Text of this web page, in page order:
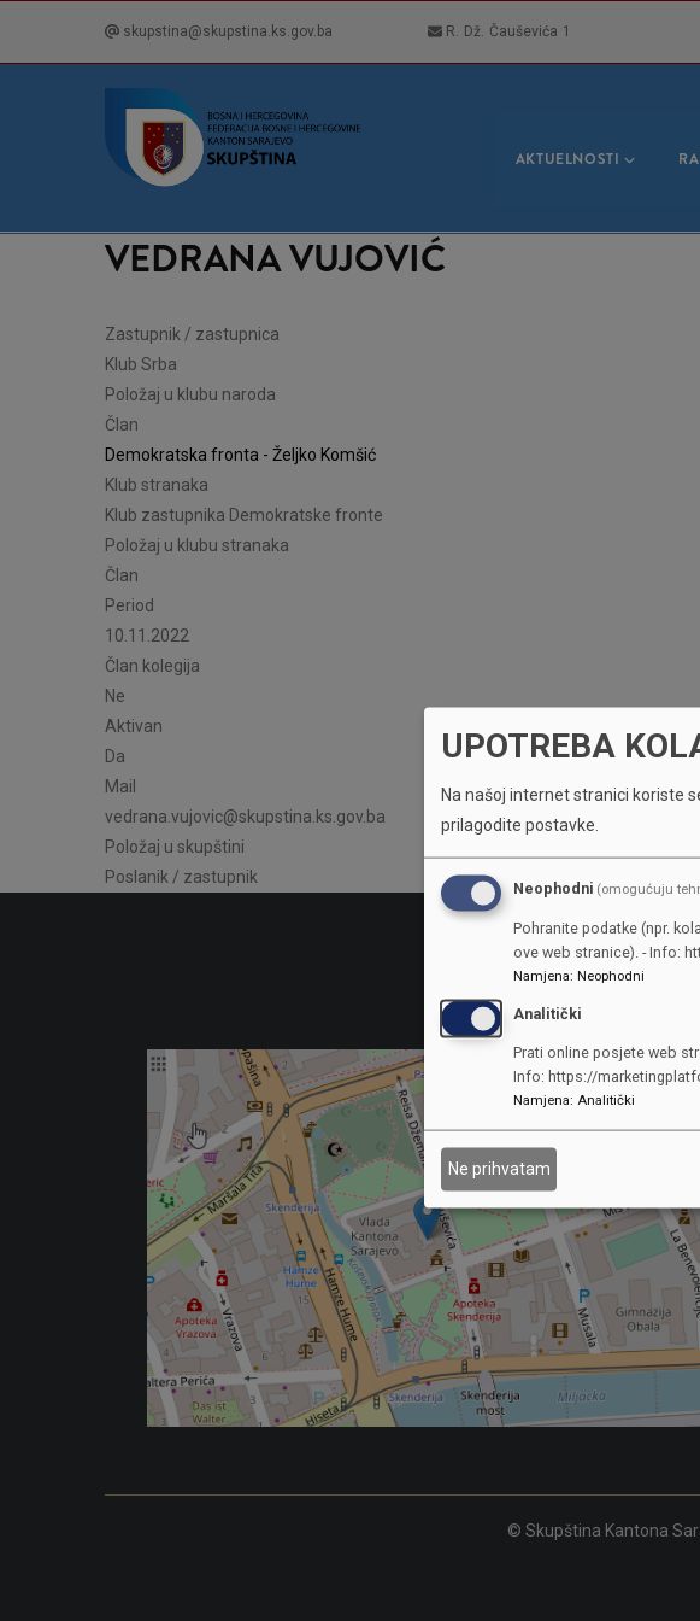
skupstina@skupstina.ks.gov.ba R. Dž. Čauševića 1
NAVIGACIJA
AKTUELNOSTI
VEDRANA VUJOVIĆ
Zastupnik / zastupnica
Klub Srba
Položaj u klubu naroda
Član
Demokratska fronta - Željko Komšić
Klub stranaka
Klub zastupnika Demokratske fronte
Položaj u klubu stranaka
Član
Period
10.11.2022
Član kolegija
Ne
Aktivan
Da
Mail
vedrana.vujovic@skupstina.ks.gov.ba
Položaj u skupštini
Poslanik / zastupnik
© Skupština Kantona
UPOTREBA
Na našoj internet stranici koriste
prilagodite postavke.
Neophodni (omogućuju
Pohranite podatke (npr.
ove web stranice). - Info:
Namjena: Neophodni
Analitički
Prati online posjete web
Info: https://
Namjena: Analitički
Ne prihvatam